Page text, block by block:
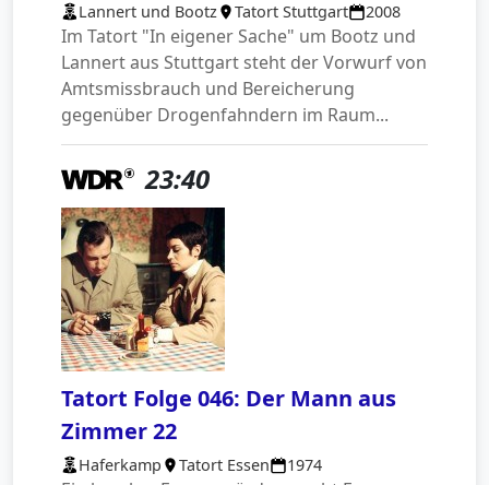
Lannert und Bootz Tatort Stuttgart 2008
Im Tatort "In eigener Sache" um Bootz und
Lannert aus Stuttgart steht der Vorwurf von
Amtsmissbrauch und Bereicherung
gegenüber Drogenfahndern im Raum...
23:40
Tatort Folge 046: Der Mann aus
Zimmer 22
Haferkamp Tatort Essen 1974